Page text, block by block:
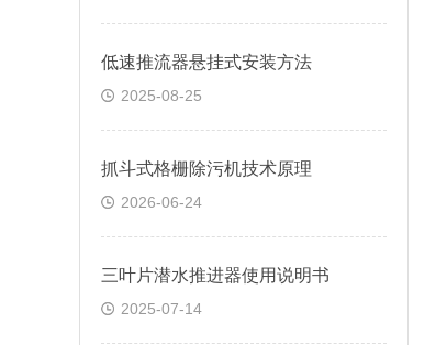
低速推流器悬挂式安装方法
2025-08-25
抓斗式格栅除污机技术原理
2026-06-24
三叶片潜水推进器使用说明书
2025-07-14